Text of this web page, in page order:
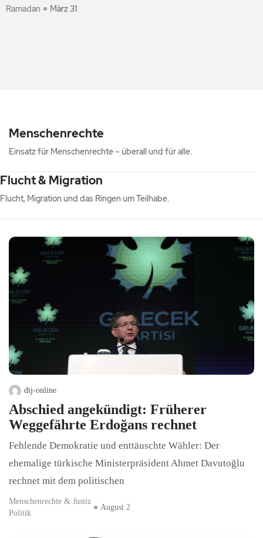
Ramadan März 31
Menschenrechte
Einsatz für Menschenrechte – überall und für alle.
Flucht & Migration
Flucht, Migration und das Ringen um Teilhabe.
dtj-online
Abschied angekündigt: Früherer
Weggefährte Erdoğans rechnet
Fehlende Demokratie und enttäuschte Wähler: Der
ehemalige türkische Ministerpräsident Ahmet Davutoğlu
rechnet mit dem politischen
Menschenrechte & Justiz
Politik
August 2